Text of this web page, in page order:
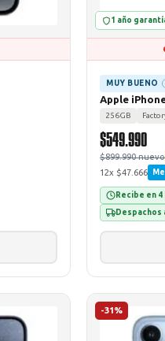
1 año
MUY BUENO
Apple
256GB
$549.990
$899.990 nuevo
12x $47.666
Recibe en
Despachos
-31%